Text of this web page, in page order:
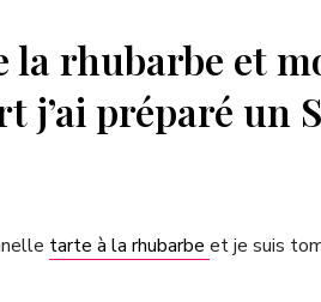
la rhubarbe et
j’ai préparé un
tarte à la rhubarbe et je suis